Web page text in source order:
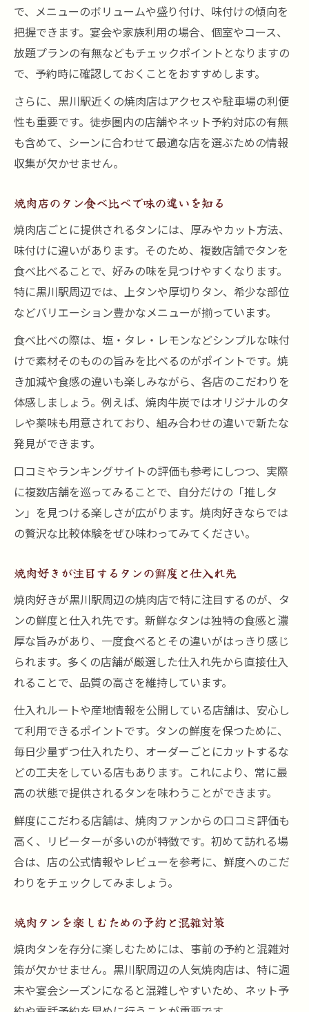
焼肉店の限定タンを味わう裏技紹介
焼肉ファン必見の希少タンの美味しさ体験
焼肉タンの希少部位と普通部位の違い解説
焼肉タン部位の選び方で楽しさ倍増
で、メニューのボリュームや盛り付け、味付けの傾向を
把握できます。宴会や家族利用の場合、個室やコース、
放題プランの有無などもチェックポイントとなりますの
で、予約時に確認しておくことをおすすめします。
さらに、黒川駅近くの焼肉店はアクセスや駐車場の利便
性も重要です。徒歩圏内の店舗やネット予約対応の有無
も含めて、シーンに合わせて最適な店を選ぶための情報
収集が欠かせません。
焼肉店のタン食べ比べで味の違いを知る
焼肉店ごとに提供されるタンには、厚みやカット方法、
味付けに違いがあります。そのため、複数店舗でタンを
食べ比べることで、好みの味を見つけやすくなります。
特に黒川駅周辺では、上タンや厚切りタン、希少な部位
などバリエーション豊かなメニューが揃っています。
食べ比べの際は、塩・タレ・レモンなどシンプルな味付
けで素材そのものの旨みを比べるのがポイントです。焼
き加減や食感の違いも楽しみながら、各店のこだわりを
体感しましょう。例えば、焼肉牛炭ではオリジナルのタ
レや薬味も用意されており、組み合わせの違いで新たな
発見ができます。
口コミやランキングサイトの評価も参考にしつつ、実際
に複数店舗を巡ってみることで、自分だけの「推しタ
ン」を見つける楽しさが広がります。焼肉好きならでは
の贅沢な比較体験をぜひ味わってみてください。
焼肉好きが注目するタンの鮮度と仕入れ先
焼肉好きが黒川駅周辺の焼肉店で特に注目するのが、タ
ンの鮮度と仕入れ先です。新鮮なタンは独特の食感と濃
厚な旨みがあり、一度食べるとその違いがはっきり感じ
られます。多くの店舗が厳選した仕入れ先から直接仕入
れることで、品質の高さを維持しています。
仕入れルートや産地情報を公開している店舗は、安心し
て利用できるポイントです。タンの鮮度を保つために、
毎日少量ずつ仕入れたり、オーダーごとにカットするな
どの工夫をしている店もあります。これにより、常に最
高の状態で提供されるタンを味わうことができます。
鮮度にこだわる店舗は、焼肉ファンからの口コミ評価も
高く、リピーターが多いのが特徴です。初めて訪れる場
合は、店の公式情報やレビューを参考に、鮮度へのこだ
わりをチェックしてみましょう。
焼肉タンを楽しむための予約と混雑対策
焼肉タンを存分に楽しむためには、事前の予約と混雑対
策が欠かせません。黒川駅周辺の人気焼肉店は、特に週
末や宴会シーズンになると混雑しやすいため、ネット予